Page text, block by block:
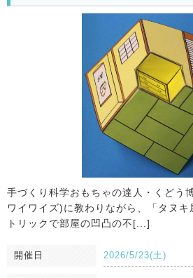
⼿づくり科学おもちゃの達⼈・くどう
ワイワイズ)に教わりながら、「タヌ
トリックで部屋の凹凸の不[...]
開催日 2026/5/23(土)